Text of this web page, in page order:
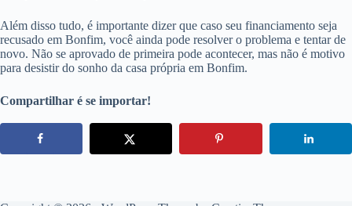
Além disso tudo, é importante dizer que caso seu financiamento seja
recusado em Bonfim, você ainda pode resolver o problema e tentar de
novo. Não se aprovado de primeira pode acontecer, mas não é motivo
para desistir do sonho da casa própria em Bonfim.
Compartilhar é se importar!